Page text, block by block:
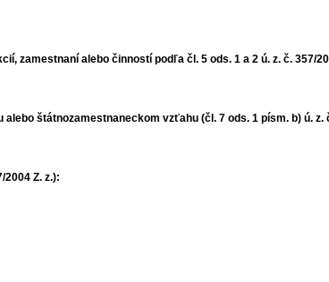
zamestnaní alebo činností podľa čl. 5 ods. 1 a 2 ú. z. č. 357/
štátnozamestnaneckom vzťahu (čl. 7 ods. 1 písm. b) ú. z.
Z. z.):